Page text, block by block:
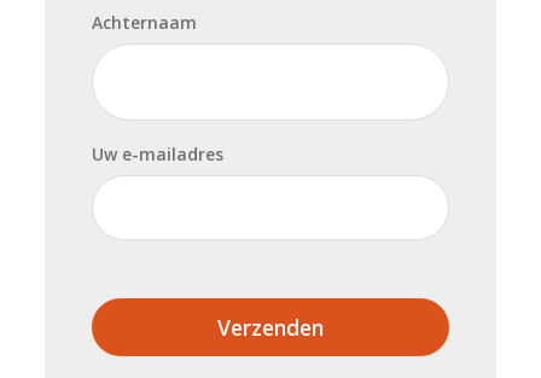
Achternaam
Uw e-mailadres
Verzenden